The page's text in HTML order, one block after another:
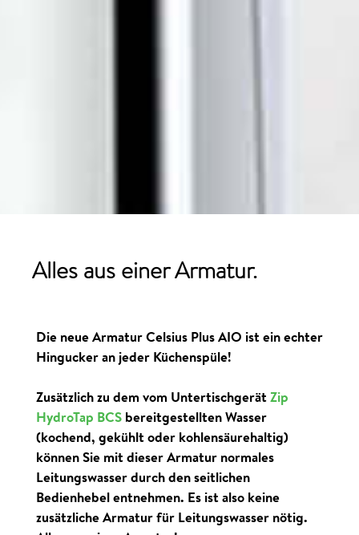
Alles aus einer Armatur.
Die neue Armatur Celsius Plus AIO ist ein echter
Hingucker an jeder Küchenspüle!
Zusätzlich zu dem vom UntertischgerätZip
HydroTap BCS bereitgestellten Wasser
(kochend, gekühlt oder kohlensäurehaltig)
können Sie mit dieser Armatur normales
Leitungswasser durch den seitlichen
Bedienhebel entnehmen. Es ist also keine
zusätzliche Armatur für Leitungswasser nötig.